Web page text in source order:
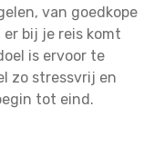
van goedkope
bij je reis komt
is ervoor te
zo stressvrij en
tot eind.